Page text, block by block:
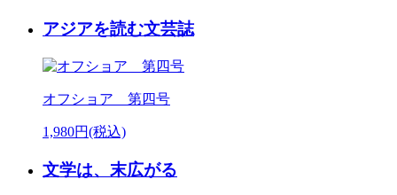
アジアを読む文芸誌
オフショア 第四号
1,980円(税込)
文学は、末広がる